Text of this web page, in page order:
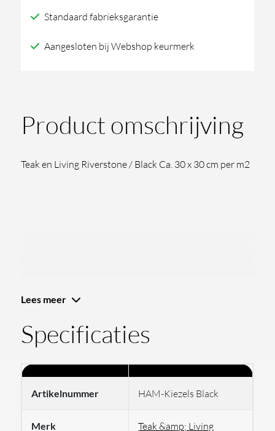
Standaard fabrieksgarantie
Aangesloten bij Webshop keurmerk
Product omschrijving
Teak en Living Riverstone / Black Ca. 30 x 30 cm per m2
Lees meer
Specificaties
Artikelnummer HAM-Kiezels Black
Merk Teak &amp; Living